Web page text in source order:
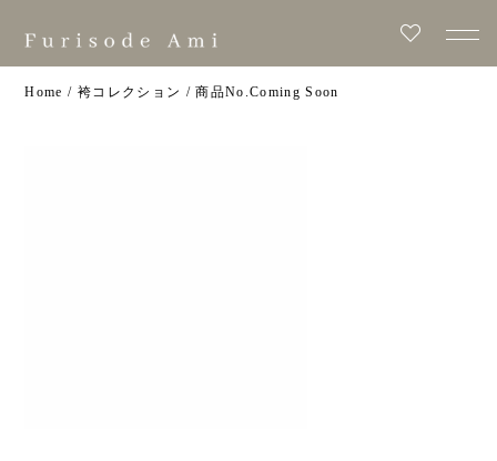
Home / 袴コレクション / Coming Soon